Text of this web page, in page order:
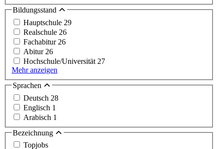
Bildungsstand
Hauptschule 29
Realschule 26
Fachabitur 26
Abitur 26
Hochschule/Universität 27
Mehr anzeigen
Sprachen
Deutsch 28
Englisch 1
Arabisch 1
Bezeichnung
Topjobs